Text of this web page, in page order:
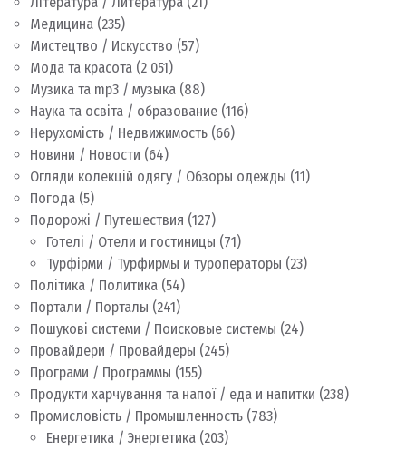
Медицина (235)
Мистецтво / Искусство (57)
Мода та красота (2 051)
Музика та mp3 / музыка (88)
Наука та освіта / образование (116)
Нерухомість / Недвижимость (66)
Новини / Новости (64)
Огляди колекцій одягу / Обзоры одежды (11)
Погода (5)
Подорожі / Путешествия (127)
Готелі / Отели и гостиницы (71)
Турфірми / Турфирмы и туроператоры (23)
Політика / Политика (54)
Портали / Порталы (241)
Пошукові системи / Поисковые системы (24)
Провайдери / Провайдеры (245)
Програми / Программы (155)
Продукти харчування та напої / еда и напитки (238)
Промисловість / Промышленность (783)
Енергетика / Энергетика (203)